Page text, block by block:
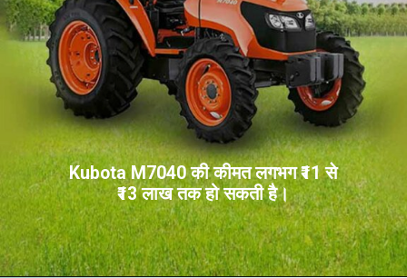
Kubota M7040 की कीमत लगभग ₹11 से
₹13 लाख तक हो सकती है।